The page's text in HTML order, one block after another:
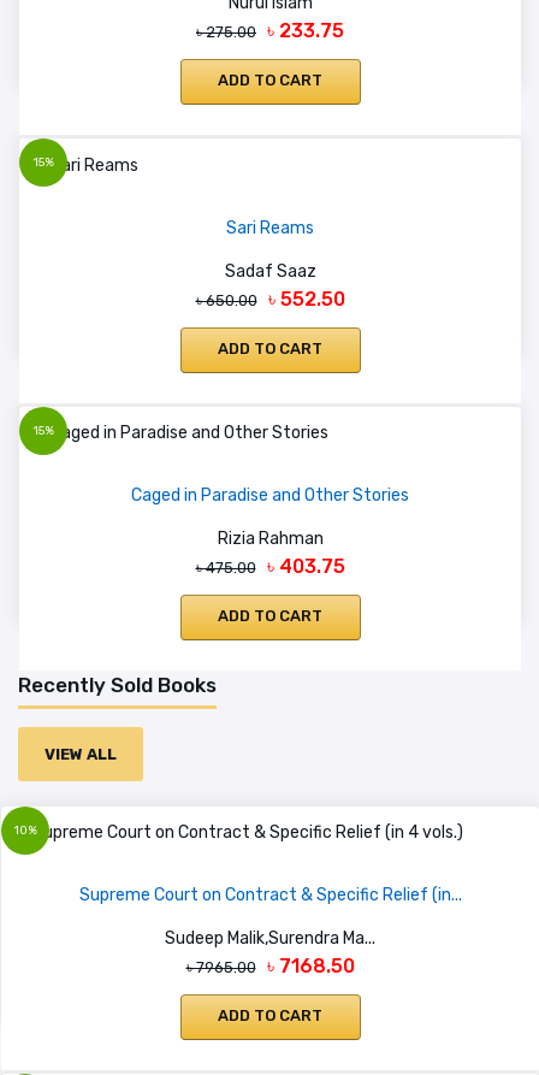
৳ 275.00 ৳ 233.75
ADD TO CART
15%
Sari Reams
Sadaf Saaz
৳ 650.00 ৳ 552.50
ADD TO CART
15%
Caged in Paradise and Other Stories
Rizia Rahman
৳ 475.00 ৳ 403.75
ADD TO CART
Recently Sold Books
VIEW ALL
10%
Supreme Court on Contract & Specific Relief (in...
Sudeep Malik,Surendra Ma...
৳ 7965.00 ৳ 7168.50
ADD TO CART